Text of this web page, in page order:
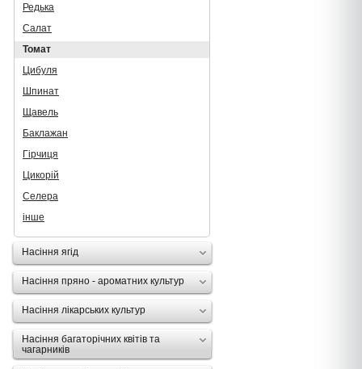
Редька
Салат
Томат
Цибуля
Шпинат
Щавель
Баклажан
Гірчиця
Цикорій
Селера
інше
Насіння ягід
Насіння пряно - ароматних культур
Насіння лікарських культур
Насіння багаторічних квітів та
чагарників